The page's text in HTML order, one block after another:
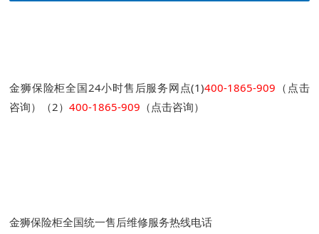
金狮保险柜全国24小时售后服务网点(1)400-1865-909 （点击
咨询）（2）400-1865-909 （点击咨询）
金狮保险柜全国统一售后维修服务热线电话